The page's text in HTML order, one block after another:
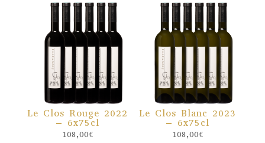
Le Clos Rouge 2022
– 6x75cl
108,00€
Le Clos Blanc 2023
– 6x75cl
108,00€